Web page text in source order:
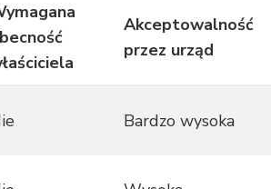
Akceptowalność
przez urząd
Bardzo wysoka